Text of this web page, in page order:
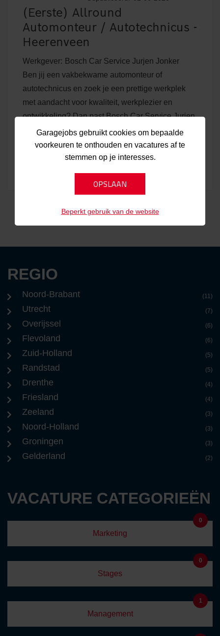
(Eerste) Allround
Automonteur / Autotechnicus -
Heerenveen
Werkgever: Bosch Car Service Jurjen Jonker
Ben jij een vakbekwame automonteur of
autotechnicus en zoek je een prettige werkplek
met aandacht voor kwaliteit, werkplezier en
ontwikkeling? Dan past Bosch Car Service Jurjen
Jonker in...
REGIO
Noord-Brabant (11)
Utrecht (7)
Overijssel (6)
Flevoland (6)
Zuid-Holland (5)
Randstad (5)
Drenthe (4)
Friesland (4)
Zeeland (3)
Noord-Holland (3)
Groningen (3)
Gelderland (2)
VACATURE CATEGORIEËN
Marketing
0
Stages
0
Management
1
Garagejobs gebruikt cookies om bepaalde
voorkeuren te onthouden en vacatures af te
stemmen op je interesses.
Beperkt gebruik van de website